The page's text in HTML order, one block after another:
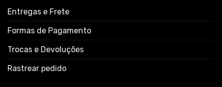
Entregas e Frete
Formas de Pagamento
Trocas e Devoluções
Rastrear pedido